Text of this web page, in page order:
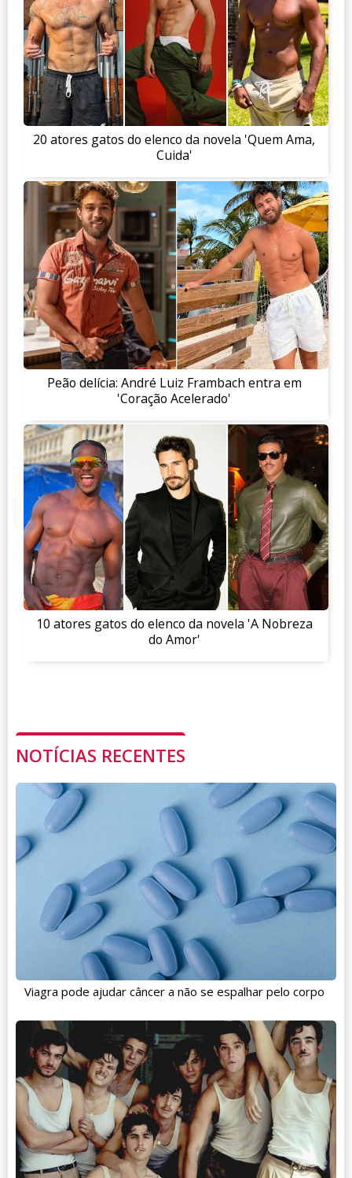
20 atores gatos do elenco da novela 'Quem Ama,
Cuida'
Peão delícia: André Luiz Frambach entra em
'Coração Acelerado'
10 atores gatos do elenco da novela 'A Nobreza
do Amor'
NOTÍCIAS RECENTES
Viagra pode ajudar câncer a não se espalhar pelo corpo